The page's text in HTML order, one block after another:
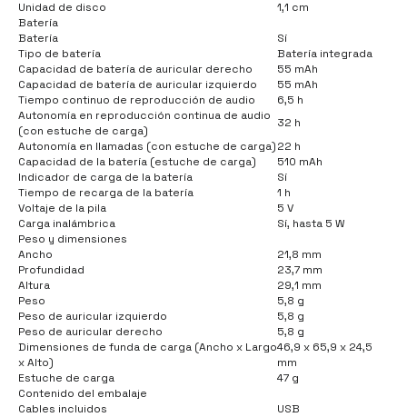
Unidad de disco
1,1 cm
Batería
Batería
Sí
Tipo de batería
Batería integrada
Capacidad de batería de auricular derecho
55 mAh
Capacidad de batería de auricular izquierdo
55 mAh
Tiempo continuo de reproducción de audio
6,5 h
Autonomía en reproducción continua de audio
(con estuche de carga)
32 h
Autonomía en llamadas (con estuche de carga)22 h
Capacidad de la batería (estuche de carga)
510 mAh
Indicador de carga de la batería
Sí
Tiempo de recarga de la batería
1 h
Voltaje de la pila
5 V
Carga inalámbrica
Sí, hasta 5 W
Peso y dimensiones
Ancho
21,8 mm
Profundidad
23,7 mm
Altura
29,1 mm
Peso
5,8 g
Peso de auricular izquierdo
5,8 g
Peso de auricular derecho
5,8 g
Dimensiones de funda de carga (Ancho x Largo
x Alto)
46,9 x 65,9 x 24,5
mm
Estuche de carga
47 g
Contenido del embalaje
Cables incluidos
USB